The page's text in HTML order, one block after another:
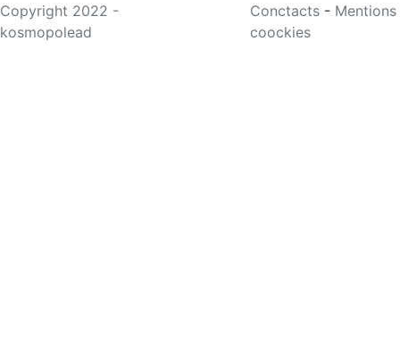
Copyright 2022 -
kosmopolead
Conctacts -
coockies